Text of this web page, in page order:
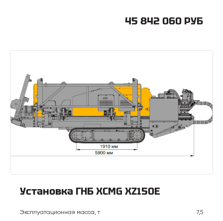
45 842 060 РУБ
Установка ГНБ XCMG XZ150E
Эксплуатационная масса, т 7,5